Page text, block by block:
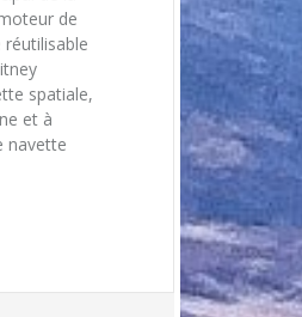
de
spatiale,
et à
navette